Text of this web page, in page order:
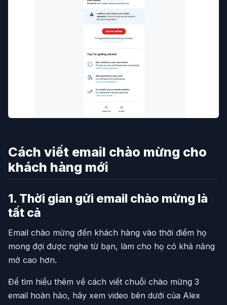
Cách viết email chào mừng cho
khách hàng mới
1. Thời gian gửi email chào mừng là
tất cả
Email chào mừng đến khách hàng vào thời điểm họ
mong đợi được nghe từ bạn, làm cho họ có khả năng
mở cao hơn.
Để tìm hiểu thêm về cách viết chuỗi chào mừng 3
email hoàn hảo, hãy xem video bên dưới của Alex